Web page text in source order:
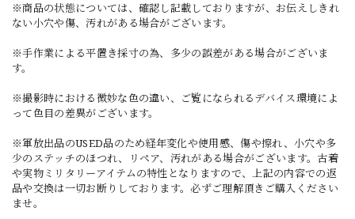
※商品の状態については、確認し記載しておりますが、お伝えしきれ
ない小穴や傷、汚れがある場合がございます。
※手作業による平置き採寸の為、多少の誤差がある場合がございま
す。
※撮影時における微妙な色の違い、ご覧になられるデバイス環境によ
って色目の差異がございます。
※軍放出品のUSED品のため経年変化や使用感、傷や擦れ、小穴や多
少のステッチのほつれ、リペア、汚れがある場合がございます。古着
や実物ミリタリーアイテムの特性となりますので、上記の内容での返
品や交換は一切お断りしております。必ずご理解頂きご購入ください
ませ。